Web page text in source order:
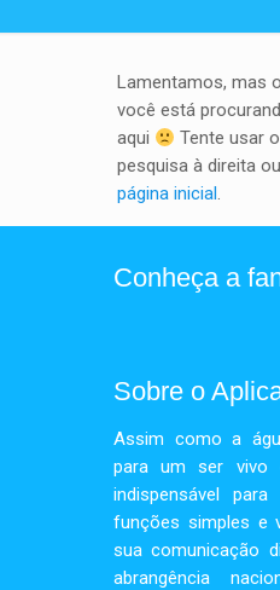
Lamentamos, mas
você está
aqui
Tente usar
pesquisa à direita
página inicial.
Conheça a
Sobre o
Assim como a
para um ser vivo
indispensável
funções simples e
sua comunicação
abrangência